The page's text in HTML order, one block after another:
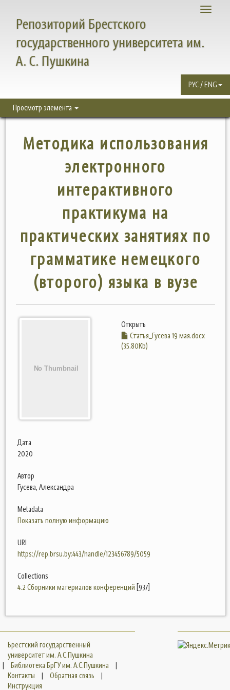
Toggle
Репозиторий Брестского
государственного университета им.
А. С. Пушкина
РУС / ENG
Просмотр элемента
Методика использования
электронного
интерактивного
практикума на
практических занятиях по
грамматике немецкого
(второго) языка в вузе
Открыть
Статья_Гусева 19 мая.docx
(35.80Kb)
Дата
2020
Автор
Гусева, Александра
Metadata
Показать полную информацию
URI
https://rep.brsu.by:443/handle/123456789/5059
Collections
4.2 Сборники материалов конференций [937]
Брестский государственный
университет им. А.С.Пушкина
|
Библиотека БрГУ им. А.С.Пушкина
|
Контакты
| Обратная связь
|
Инструкция